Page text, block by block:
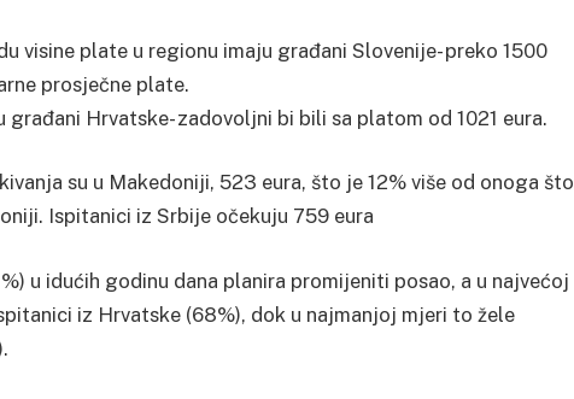
visine plate u regionu imaju građani Slovenije- preko 1500
prosječne plate.
građani Hrvatske- zadovoljni bi bili sa platom od 1021 eura.
su u Makedoniji, 523 eura, što je 12% više od onoga što
Ispitanici iz Srbije očekuju 759 eura
u idućih godinu dana planira promijeniti posao, a u najvećoj
iz Hrvatske (68%), dok u najmanjoj mjeri to žele